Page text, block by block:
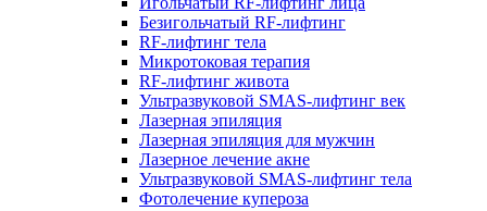
Безигольчатый RF-лифтинг
RF-лифтинг тела
Микротоковая терапия
RF-лифтинг живота
Ультразвуковой SMAS-лифтинг век
Лазерная эпиляция
Лазерная эпиляция для мужчин
Лазерное лечение акне
Ультразвуковой SMAS-лифтинг тела
Фотолечение купероза